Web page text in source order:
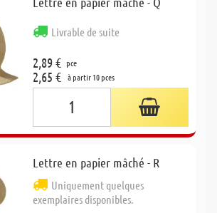
Livrable de suite
2,89 € pce
2,65 € à partir 10 pces
Lettre en papier mâché - R
Uniquement quelques
exemplaires disponibles.